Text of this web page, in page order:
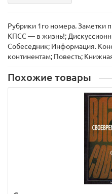
Рубрики 1го номера. Заметки
КПСС — в жизнь!;
Собеседник; Информация.
континентам; Повесть;
Похожие товары